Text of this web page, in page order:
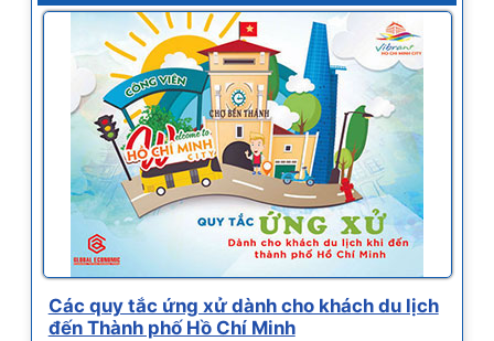
Các quy tắc ứng xử dành cho khách du lịch
đến Thành phố Hồ Chí Minh